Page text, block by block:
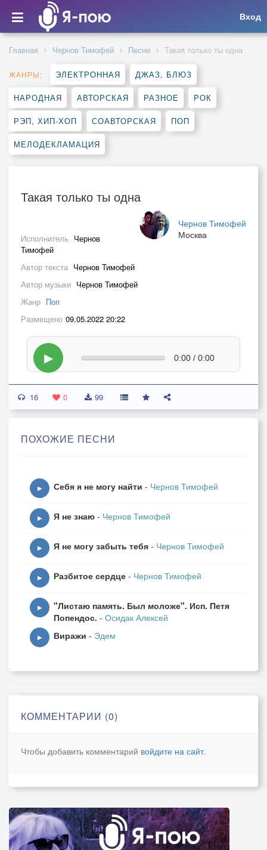
Вход
Главная Чернов Тимофей Песни Такая только ты одна
ЖАНРЫ: ЭЛЕКТРОННАЯ ДЖАЗ, БЛЮЗ
НАРОДНАЯ АВТОРСКАЯ РАЗНОЕ РОК
РЭП, ХИП-ХОП СОАВТОРСКАЯ ПОП
МЕЛОДЕКЛАМАЦИЯ
Такая только ты одна
Чернов Тимофей
Москва
Исполнитель Чернов
Тимофей
Автор текста Чернов Тимофей
Автор музыки Чернов Тимофей
Жанр Поп
Размещено 09.05.2022 20:22
▶ 0:00 / 0:00
16 0 99
ПОХОЖИЕ ПЕСНИ
▶ Себя я не могу найти - Чернов Тимофей
▶ Я не знаю - Чернов Тимофей
▶ Я не могу забыть тебя - Чернов Тимофей
▶ Разбитое сердце - Чернов Тимофей
▶
"Листаю память. Был моложе". Исп. Петя
Попендос. - Осидак Алексей
▶ Виражи - Эдем
КОММЕНТАРИИ (0)
Чтобы добавить комментарий войдите на сайт.